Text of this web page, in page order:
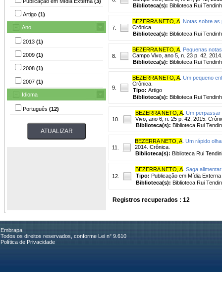
Artigo (1)
Ano
2013 (1)
2009 (1)
2008 (1)
2007 (1)
Idioma
Português (12)
Biblioteca(s): Biblioteca Rui
7.
BEZERRA NETO, A Notas sobre as
Crônica.
Biblioteca(s): Biblioteca Rui
8.
BEZERRA NETO, A Pequenas
Campo Vivo, ano 5, n. 23 p. 42,
Biblioteca(s): Biblioteca Rui
9.
BEZERRA NETO, A Um pequeno
Crônica.
Tipo: Artigo
Biblioteca(s): Biblioteca Rui
10.
BEZERRA NETO, A Um perpassar
Vivo, ano 6, n. 25 p. 42, 2015.
Biblioteca(s): Biblioteca Rui
11.
BEZERRA NETO, A Um rápido
2014. Crônica.
Biblioteca(s): Biblioteca Rui
12.
BEZERRA NETO, A Saga
Tipo: Publicação em Mídia Externa
Biblioteca(s): Biblioteca Rui
Registros recuperados : 12
Embrapa
Todos os direitos reservados, conforme Lei n° 9.610
Política de Privacidade